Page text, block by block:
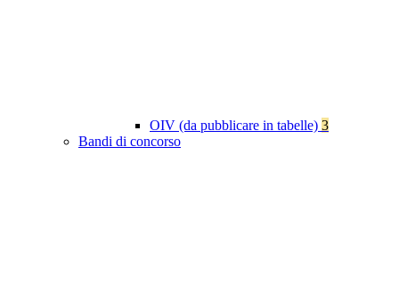
OIV (da pubblicare in tabelle) 3
Bandi di concorso